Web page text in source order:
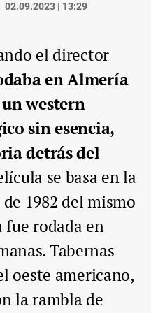
02.09.2023 | 13:29
el director
en Almería
western
sin esencia,
detrás del
se basa en la
1982 del mismo
rodada en
Tabernas
oeste americano,
la rambla de